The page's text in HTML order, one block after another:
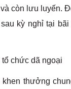
còn lưu luyến.
sau kỳ nghỉ tại
thưởng